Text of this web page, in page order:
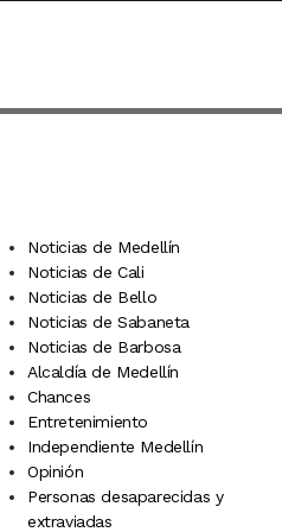
Noticias de Medellín
Noticias de Cali
Noticias de Bello
Noticias de Sabaneta
Noticias de Barbosa
Alcaldía de Medellín
Chances
Entretenimiento
Independiente Medellín
Opinión
Personas desaparecidas y
extraviadas